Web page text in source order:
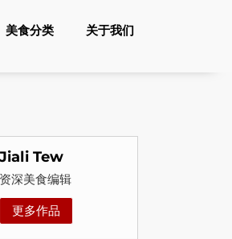
美食分类 关于我们
Tew
资深美食编辑
更多作品